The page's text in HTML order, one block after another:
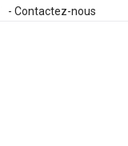
- Contactez-nous